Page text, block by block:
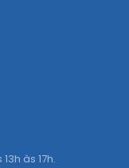
às 17h.